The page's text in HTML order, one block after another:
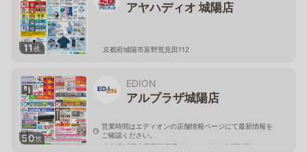
11枚
アヤハディオ 城陽店
京都府城陽市富野荒見田112
50枚
EDION
アルプラザ城陽店
営業時間はエディオンの店舗情報ページにて最新情報を
ご確認ください。
京都府城陽市富野荒見田112アル･プラザ城陽3階